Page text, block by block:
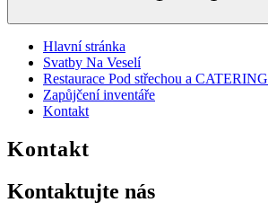
Hlavní stránka
Svatby Na Veselí
Restaurace Pod střechou a CATERING
Zapůjčení inventáře
Kontakt
Kontakt
Kontaktujte nás